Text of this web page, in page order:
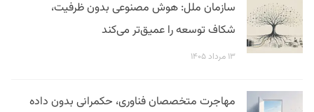
سازمان ملل: هوش مصنوعی بدون ظرفیت،
شکاف توسعه را عمیق‌تر می‌کند
۱۳ مرداد ۱۴۰۵
مهاجرت متخصصان فناوری، حکمرانی بدون داده